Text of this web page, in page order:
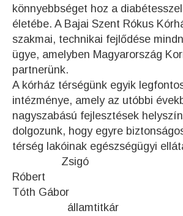
könnyebbséget hoz a
életébe. A Bajai Szent Rókus
szakmai, technikai fejlődése
ügye, amelyben Magyarország
partnerünk.
A kórház térségünk egyik
intézménye, amely az utóbbi
nagyszabású fejlesztések
dolgozunk, hogy egyre
térség lakóinak egészségügyi
Zsigó
Tóth Gábor